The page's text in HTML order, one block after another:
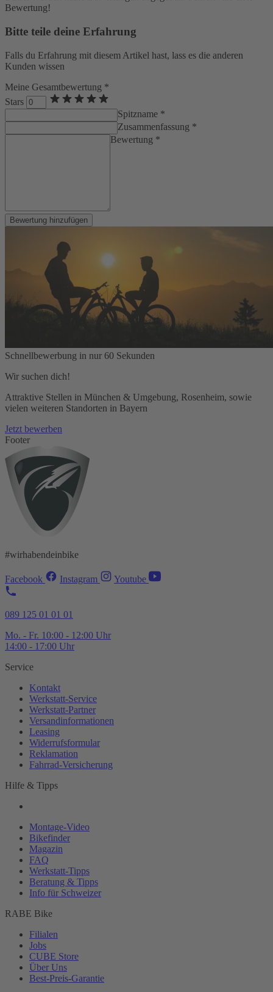
Bewertung!
Bitte teile deine Erfahrung
Falls du Erfahrung mit diesem Artikel hast, lass es die anderen
Kunden wissen
Meine Gesamtbewertung *
Stars
Spitzname *
Zusammenfassung *
Bewertung *
Bewertung hinzufügen
Schnellbewerbung in nur 60 Sekunden
Wir suchen dich!
Attraktive Stellen in München & Umgebung, Rosenheim, sowie
vielen weiteren Standorten in Bayern
Jetzt bewerben
Footer
#wirhabendeinbike
Facebook Instagram Youtube
089 125 01 01 01
Mo. - Fr. 10:00 - 12:00 Uhr
14:00 - 17:00 Uhr
Service
Kontakt
Werkstatt-Service
Werkstatt-Partner
Versandinformationen
Leasing
Widerrufsformular
Reklamation
Fahrrad-Versicherung
Hilfe & Tipps
Montage-Video
Bikefinder
Magazin
FAQ
Werkstatt-Tipps
Beratung & Tipps
Info für Schweizer
RABE Bike
Filialen
Jobs
CUBE Store
Über Uns
Best-Preis-Garantie